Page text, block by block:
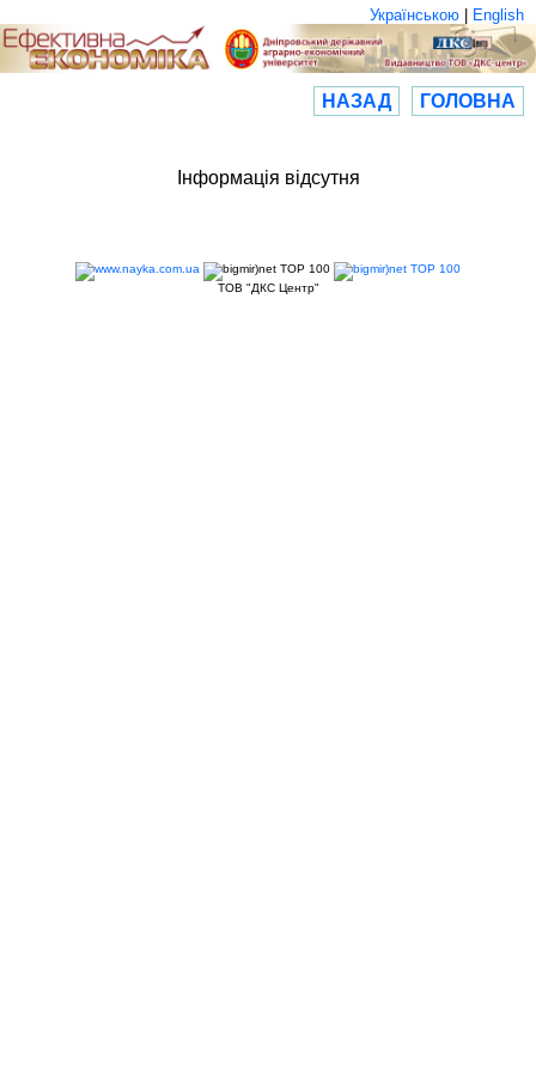
Українською English
НАЗАД ГОЛОВНА
Інформація відсутня
ТОВ "ДКС Центр"